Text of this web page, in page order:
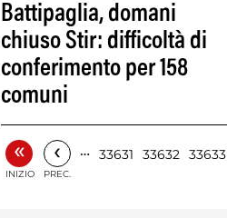
Battipaglia, domani
chiuso Stir: difficoltà di
conferimento per 158
comuni
«
INIZIO
‹
PREC.
… 33631 33632 33633